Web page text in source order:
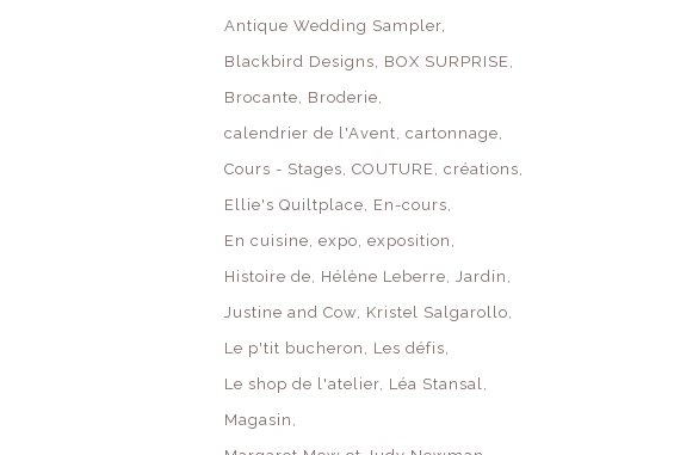
Antique Wedding Sampler
Blackbird Designs
BOX SURPRISE
Brocante
Broderie
calendrier de l'Avent cartonnage
Cours - Stages COUTURE créations
Ellie's Quiltplace
En-cours
En cuisine expo exposition
Histoire de
Hélène Leberre Jardin
Justine and Cow Kristel Salgarollo
Le p'tit bucheron
Les défis
Le shop de l'atelier Léa Stansal
Magasin